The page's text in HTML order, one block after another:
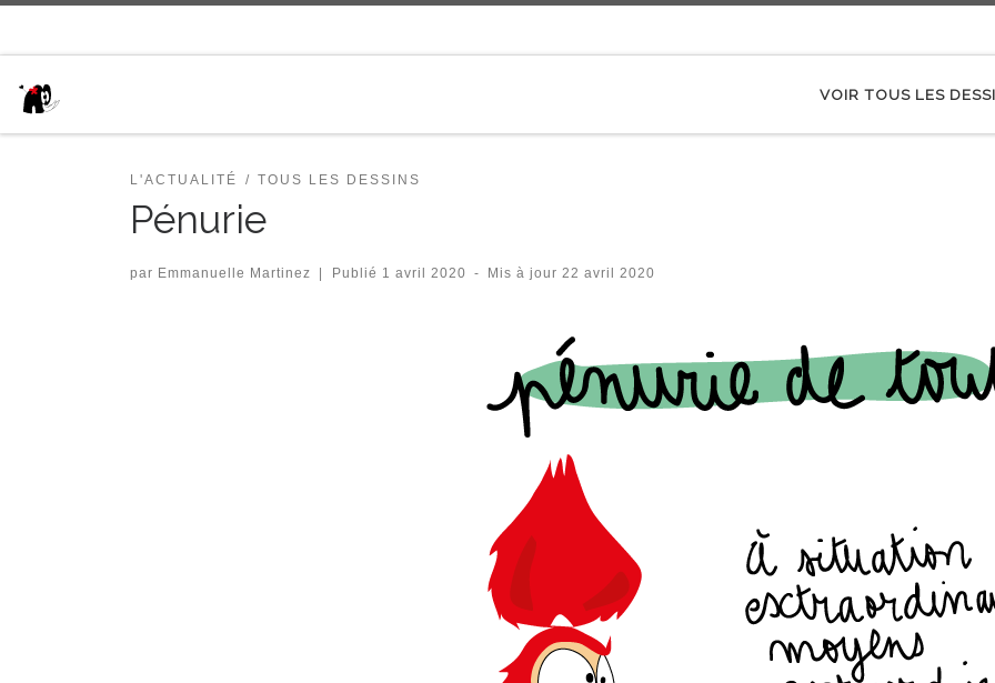
VOIR TOUS LES
L'ACTUALITÉ TOUS LES DESSINS
Pénurie
par Emmanuelle Martinez | Publié 1 avril 2020 - Mis à jour 22 avril 2020